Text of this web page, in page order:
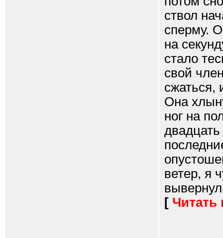
ствол
сперму.
на
стало
свой
сжаться,
Она
ног на
ветер, я
[ Читать